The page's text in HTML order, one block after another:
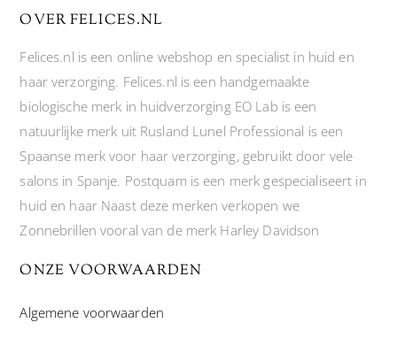
OVER FELICES.NL
Felices.nl is een online webshop en specialist in huid en
haar verzorging. Felices.nl is een handgemaakte
biologische merk in huidverzorging EO Lab is een
natuurlijke merk uit Rusland Lunel Professional is een
Spaanse merk voor haar verzorging, gebruikt door vele
salons in Spanje. Postquam is een merk gespecialiseert in
huid en haar Naast deze merken verkopen we
Zonnebrillen vooral van de merk Harley Davidson
ONZE VOORWAARDEN
Algemene voorwaarden